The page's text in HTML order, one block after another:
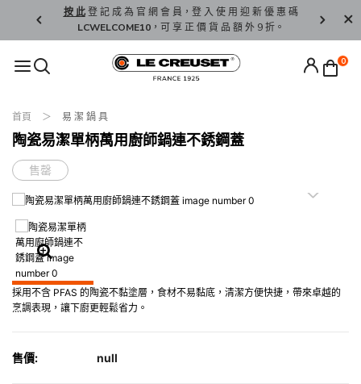
按 此登 記 成 為 官 網 會 員，登 入 使 用 迎 新 優 惠 碼
LCWELCOME10，可 享 正 價 貨 品 額 外 9 折。
香 港 / 澳
0
首頁 易 潔 鍋 具
陶瓷易潔單柄萬用廚師鍋連不銹鋼蓋
售罄
採用不含 PFAS 的陶瓷不黏塗層，食材不易黏底，清潔方便快捷，帶來卓越的
烹調表現，讓下廚更輕鬆省力。
售價: null